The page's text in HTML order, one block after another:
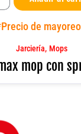
de mayoreo
Jarciería, Mops
mop con